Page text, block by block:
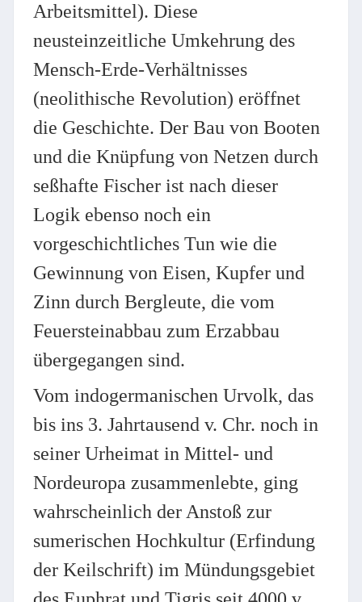
Arbeitsmittel). Diese
neusteinzeitliche Umkehrung des
Mensch-Erde-Verhältnisses
(neolithische Revolution) eröffnet
die Geschichte. Der Bau von Booten
und die Knüpfung von Netzen durch
seßhafte Fischer ist nach dieser
Logik ebenso noch ein
vorgeschichtliches Tun wie die
Gewinnung von Eisen, Kupfer und
Zinn durch Bergleute, die vom
Feuersteinabbau zum Erzabbau
übergegangen sind.
Vom indogermanischen Urvolk, das
bis ins 3. Jahrtausend v. Chr. noch in
seiner Urheimat in Mittel- und
Nordeuropa zusammenlebte, ging
wahrscheinlich der Anstoß zur
sumerischen Hochkultur (Erfindung
der Keilschrift) im Mündungsgebiet